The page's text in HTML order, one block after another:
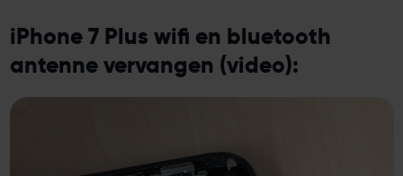
iPhone 7 Plus wifi en bluetooth
antenne vervangen (video):